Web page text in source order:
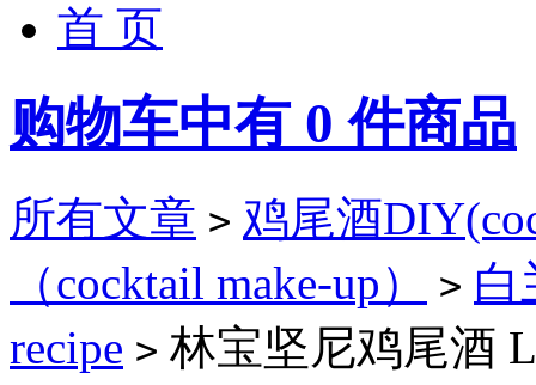
首 页
购物车中有 0 件商品
所有文章 > 鸡尾酒
（cocktail make-up）
> 白
recipe > 林宝坚尼鸡尾酒